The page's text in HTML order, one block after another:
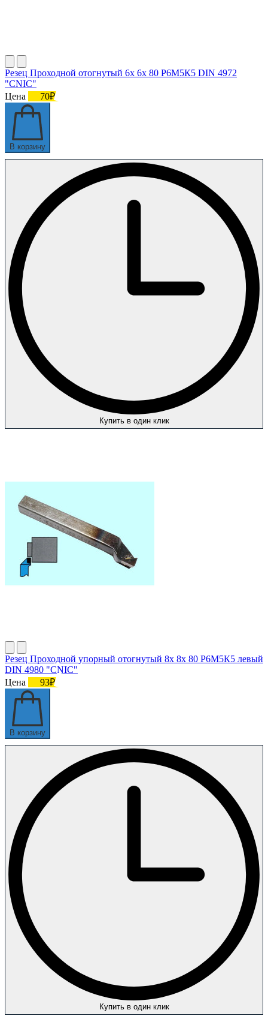
Резец Проходной отогнутый 6х 6х 80 Р6М5К5 DIN 4972
"CNIC"
Цена
70₽
В корзину
Купить в один клик
Резец Проходной упорный отогнутый 8х 8х 80 Р6М5К5 левый
DIN 4980 "CNIC"
Цена
93₽
В корзину
Купить в один клик